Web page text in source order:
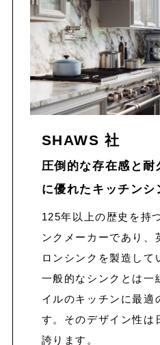
SHAWS 社
圧倒的な存在感と
に優れたキッチンシ
125年以上の歴史を持
ンクメーカーであり、
ロンシンクを製造して
一般的なシンクとは一
イルのキッチンに最適
す。そのデザイン性は
誇ります。